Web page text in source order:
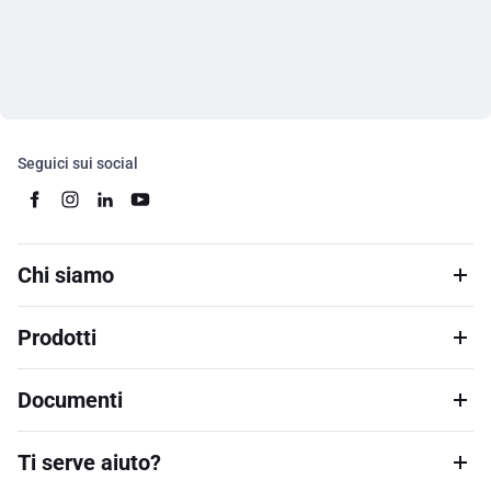
Seguici sui social
Chi siamo
Prodotti
Documenti
Ti serve aiuto?